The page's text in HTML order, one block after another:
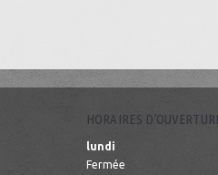
HORAIRES
lundi
Fermée